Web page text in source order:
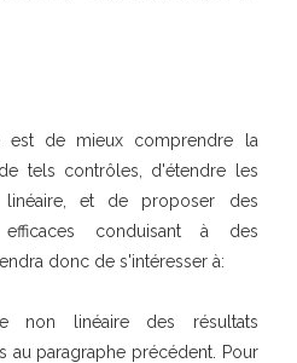
est de mieux comprendre la
tels contrôles, d'étendre les
et de proposer des
efficaces conduisant à des
donc de s'intéresser à:
non linéaire des résultats
au paragraphe précédent. Pour